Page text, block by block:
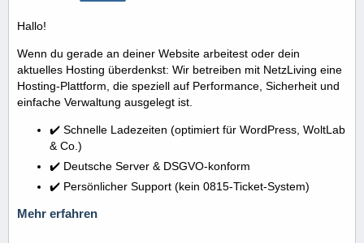
Hallo!
Wenn du gerade an deiner Website arbeitest oder dein
aktuelles Hosting überdenkst: Wir betreiben mit NetzLiving eine
Hosting-Plattform, die speziell auf Performance, Sicherheit und
einfache Verwaltung ausgelegt ist.
✔️ Schnelle Ladezeiten (optimiert für WordPress, WoltLab
& Co.)
✔️ Deutsche Server & DSGVO-konform
✔️ Persönlicher Support (kein 0815-Ticket-System)
Mehr erfahren